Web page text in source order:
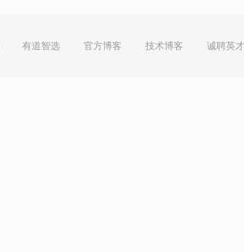
有道智选 官方博客 技术博客 诚聘英才